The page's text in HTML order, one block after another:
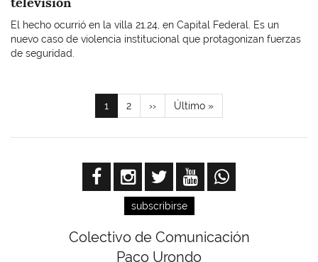
El hecho ocurrió en la villa 21.24, en Capital Federal. Es un
nuevo caso de violencia institucional que protagonizan fuerzas
de seguridad.
Página
actual
1 Page
2
Siguiente
página
››
Última
página
Último »
subscribirse
Colectivo de Comunicación
Paco Urondo